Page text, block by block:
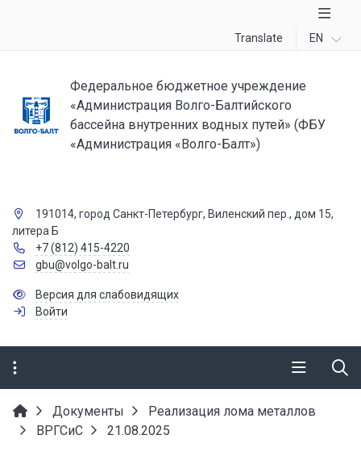
Translate EN
Федеральное бюджетное учреждение
«Администрация Волго-Балтийского
бассейна внутренних водных путей» (ФБУ
«Администрация «Волго-Балт»)
191014, город Санкт-Петербург, Виленский пер., дом 15,
литера Б
+7 (812) 415-4220
gbu@volgo-balt.ru
Версия для слабовидящих
Войти
Документы
Реализация лома металлов
ВРГСиС
21.08.2025